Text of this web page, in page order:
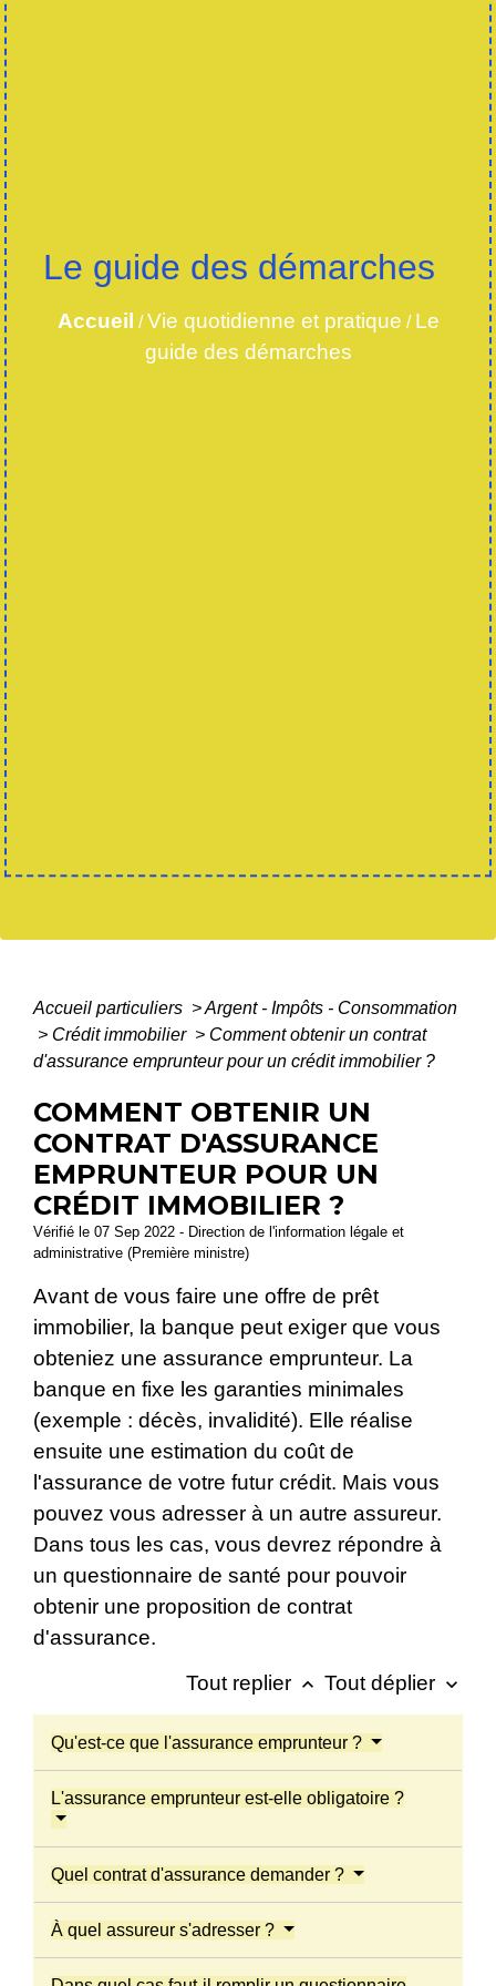
Le guide des démarches
Accueil /Vie quotidienne et pratique / Le
guide des démarches
Accueil particuliers >Argent - Impôts - Consommation
> Crédit immobilier > Comment obtenir un contrat
d'assurance emprunteur pour un crédit immobilier ?
COMMENT OBTENIR UN
CONTRAT D'ASSURANCE
EMPRUNTEUR POUR UN
CRÉDIT IMMOBILIER ?
Vérifié le 07 Sep 2022 - Direction de l'information légale et
administrative (Première ministre)
Avant de vous faire une offre de prêt
immobilier, la banque peut exiger que vous
obteniez une assurance emprunteur. La
banque en fixe les garanties minimales
(exemple : décès, invalidité). Elle réalise
ensuite une estimation du coût de
l'assurance de votre futur crédit. Mais vous
pouvez vous adresser à un autre assureur.
Dans tous les cas, vous devrez répondre à
un questionnaire de santé pour pouvoir
obtenir une proposition de contrat
d'assurance.
Tout replier keyboard_arrow_up Tout déplier keyboard_arrow_down
Qu'est-ce que l'assurance emprunteur ?
L'assurance emprunteur est-elle obligatoire ?
Quel contrat d'assurance demander ?
À quel assureur s'adresser ?